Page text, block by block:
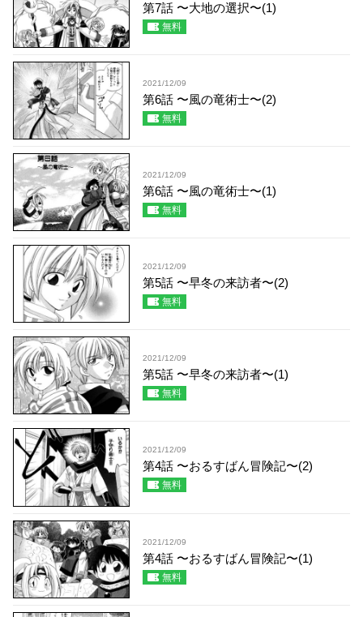
第7話 〜大地の選択〜(1)
無料
2021/12/09
第6話 〜風の竜術士〜(2)
無料
2021/12/09
第6話 〜風の竜術士〜(1)
無料
2021/12/09
第5話 〜早冬の来訪者〜(2)
無料
2021/12/09
第5話 〜早冬の来訪者〜(1)
無料
2021/12/09
第4話 〜おるすばん冒険記〜(2)
無料
2021/12/09
第4話 〜おるすばん冒険記〜(1)
無料